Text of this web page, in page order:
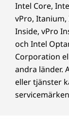
ENERGY STAR ®
EPEAT™ Silver-
Specifikationerna
ÖVRIG
Intel Core,
vPro,
Inside, vPro
och Intel
Corporation
andra länder.
eller tjänster